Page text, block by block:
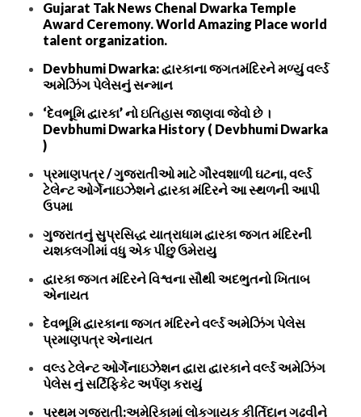
Gujarat Tak News Chenal Dwarka Temple
Award Ceremony. World Amazing Place world
talent organization.
Devbhumi Dwarka: દ્વારકાના જગતમંદિરને મળ્યું વર્લ્ડ
અમેઝિંગ પેલેસનું સન્માન
‘દેવભૂમિ દ્વારકા’ નો ઇતિહાસ જાણવા જેવો છે ।
Devbhumi Dwarka History ( Devbhumi Dwarka
)
પ્રમાણપત્ર / ગુજરાતીઓ માટે ગૌરવશાળી ઘટના, વર્લ્ડ
ટેલેન્ટ ઓર્ગેનાઇઝેશને દ્વારકા મંદિરને આ સ્થળની આપી
ઉપમા
ગુજરાતનું સુપ્રસિદ્ધ યાત્રાધામ દ્વારકા જગત મંદિરની
યશકલગીમાં વધુ એક પીંછુ ઉમેરાયુ
દ્વારકા જગત મંદિરને વિશ્વના સૌથી અદભુતનો ખિતાબ
એનાયત
દેવભૂમિ દ્વારકાના જગત મંદિરને વર્લ્ડ અમેઝિંગ પેલેસ
પ્રમાણપત્ર એનાયત
વલ્ડ ટેલેન્ટ ઓર્ગેનાઇઝેશન દ્વારા દ્વારકાને વર્લ્ડ અમેઝિંગ
પેલેસ નું સર્ટિફિકેટ અર્પણ કરાયું
પ્રથમ ગુજરાતી:અમેરિકામાં લોકગાયક કીર્તિદાન ગઢવીને